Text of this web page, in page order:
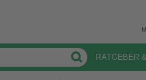
RATGEBER